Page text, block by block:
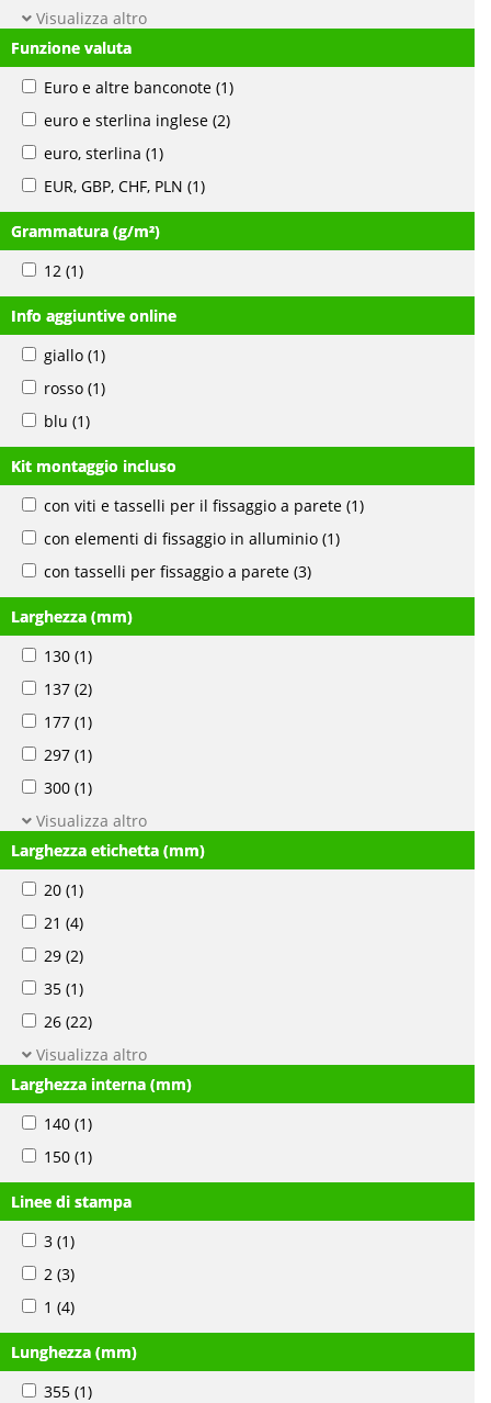
Visualizza altro
Funzione valuta
Euro e altre banconote (1)
euro e sterlina inglese (2)
euro, sterlina (1)
EUR, GBP, CHF, PLN (1)
Grammatura (g/m²)
12 (1)
Info aggiuntive online
giallo (1)
rosso (1)
blu (1)
Kit montaggio incluso
con viti e tasselli per il fissaggio a parete (1)
con elementi di fissaggio in alluminio (1)
con tasselli per fissaggio a parete (3)
Larghezza (mm)
130 (1)
137 (2)
177 (1)
297 (1)
300 (1)
Visualizza altro
Larghezza etichetta (mm)
20 (1)
21 (4)
29 (2)
35 (1)
26 (22)
Visualizza altro
Larghezza interna (mm)
140 (1)
150 (1)
Linee di stampa
3 (1)
2 (3)
1 (4)
Lunghezza (mm)
355 (1)